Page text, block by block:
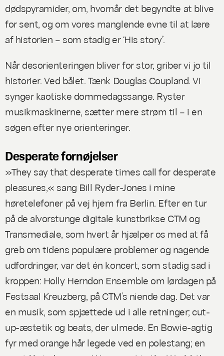
dødspyramider, om, hvornår det begyndte at blive
for sent, og om vores manglende evne til at lære
af historien – som stadig er ‘His story’.
Når desorienteringen bliver for stor, griber vi jo til
historier. Ved bålet. Tænk Douglas Coupland. Vi
synger kaotiske dommedagssange. Ryster
musikmaskinerne, sætter mere strøm til – i en
søgen efter nye orienteringer.
Desperate fornøjelser
»They say that desperate times call for desperate
pleasures,« sang Bill Ryder-Jones i mine
høretelefoner på vej hjem fra Berlin. Efter en tur
på de alvorstunge digitale kunstbrikse CTM og
Transmediale, som hvert år hjælper os med at få
greb om tidens populære problemer og nagende
udfordringer, var det én koncert, som stadig sad i
kroppen: Holly Herndon Ensemble om lørdagen på
Festsaal Kreuzberg, på CTM’s niende dag. Det var
en musik, som spjættede ud i alle retninger; cut-
up-æstetik og beats, der ulmede. En Bowie-agtig
fyr med orange hår legede ved en polestang; en